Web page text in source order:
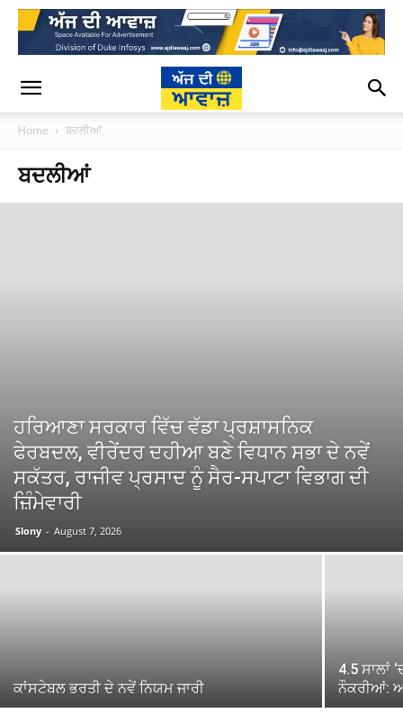
Home ਬਦਲੀਆਂ
ਬਦਲੀਆਂ
ਹਰਿਆਣਾ ਸਰਕਾਰ ਵਿੱਚ ਵੱਡਾ ਪ੍ਰਸ਼ਾਸਨਿਕ
ਫੇਰਬਦਲ, ਵੀਰੇਂਦਰ ਦਹੀਆ ਬਣੇ ਵਿਧਾਨ ਸਭਾ ਦੇ ਨਵੇਂ
ਸਕੱਤਰ, ਰਾਜੀਵ ਪ੍ਰਸਾਦ ਨੂੰ ਸੈਰ-ਸਪਾਟਾ ਵਿਭਾਗ ਦੀ
ਜ਼ਿੰਮੇਵਾਰੀ
Slony - August 7, 2026
ਕਾਂਸਟੇਬਲ ਭਰਤੀ ਦੇ ਨਵੇਂ ਨਿਯਮ ਜਾਰੀ
4.5 ਸਾਲਾਂ
ਨੌਕਰੀਆਂ: